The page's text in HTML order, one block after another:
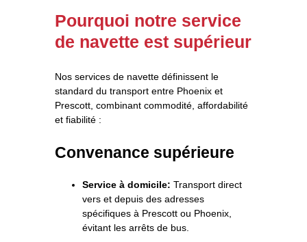
Pourquoi notre service
de navette est supérieur
Nos services de navette définissent le
standard du transport entre Phoenix et
Prescott, combinant commodité, affordabilité
et fiabilité :
Convenance supérieure
Service à domicile: Transport direct
vers et depuis des adresses
spécifiques à Prescott ou Phoenix,
évitant les arrêts de bus.